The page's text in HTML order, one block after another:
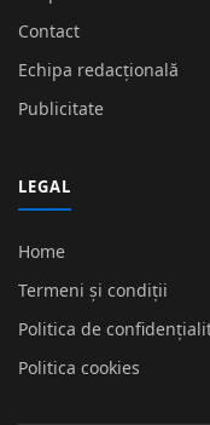
Contact
Echipa redacțională
Publicitate
LEGAL
Home
Termeni și condiții
Politica de
Politica cookies